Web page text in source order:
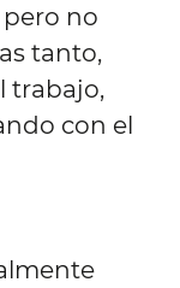
no
tanto,
trabajo,
con el